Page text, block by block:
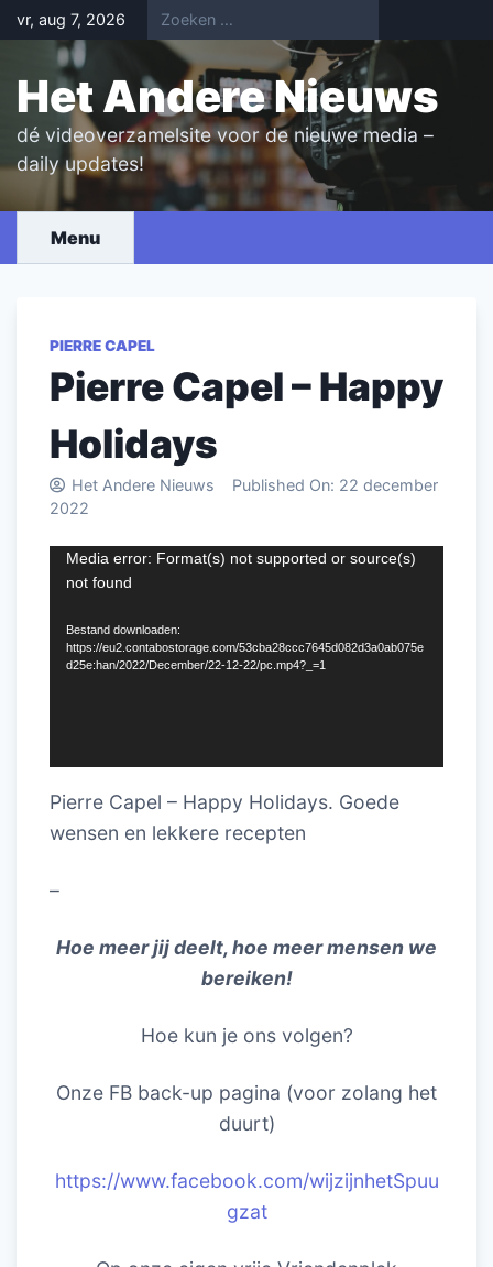
Skip
to
content
vr, aug 7, 2026
Het Andere Nieuws
dé videoverzamelsite voor de nieuwe media –
daily updates!
Menu
PIERRE CAPEL
Pierre Capel – Happy
Holidays
Het Andere Nieuws Published On: 22 december
2022
Videospeler
Media error: Format(s) not supported or source(s)
not found
Bestand downloaden:
https://eu2.contabostorage.com/53cba28ccc7645d082d3a0ab075e
d25e:han/2022/December/22-12-22/pc.mp4?_=1
Pierre Capel – Happy Holidays. Goede
wensen en lekkere recepten
–
Hoe meer jij deelt, hoe meer mensen we
bereiken!
Hoe kun je ons volgen?
Onze FB back-up pagina (voor zolang het
duurt)
https://www.facebook.com/wijzijnhetSpuu
gzat